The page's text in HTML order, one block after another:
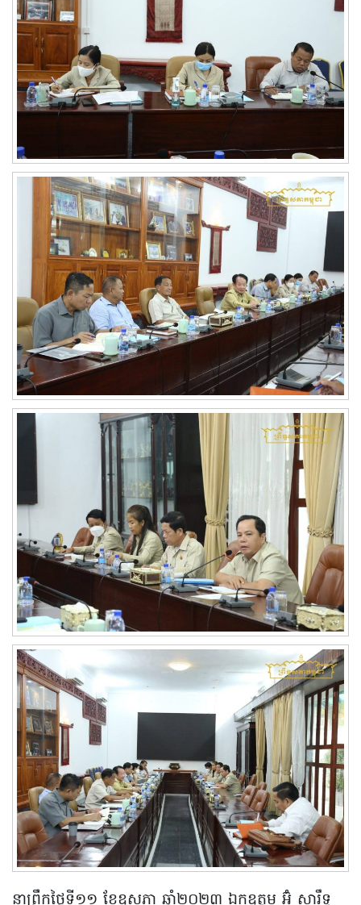
នាព្រឹកថ្ងៃទី១១ ខែឧសភា ឆ្នាំ២០២៣ ឯកឧត្តម អ៊ុំ សារឹទ្ធ